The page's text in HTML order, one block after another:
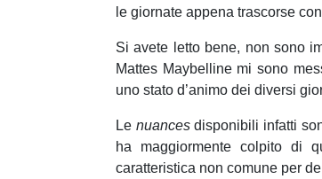
le giornate appena trascorse
Si avete letto bene, non sono
Mattes Maybelline mi sono
uno stato d’animo dei diversi
Le nuancesdisponibili infatti
ha maggiormente colpito di
caratteristica non comune per